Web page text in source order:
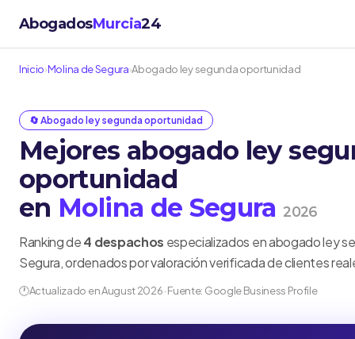
AbogadosMurcia24
Inicio›Molina de Segura›Abogado ley segunda oportunidad
🔄 Abogado ley segunda oportunidad
Mejores abogado ley
oportunidad
en Molina de Segura 2026
Ranking de4 despachos especializados en abogado ley
Segura, ordenados por valoración verificada de clientes
🕐Actualizado en August 2026 · Fuente: Google Business Profile